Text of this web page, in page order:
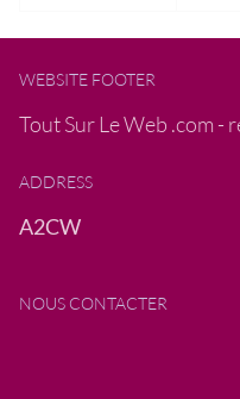
WEBSITE FOOTER
Tout Sur Le Web .com -
ADDRESS
A2CW
NOUS CONTACTER